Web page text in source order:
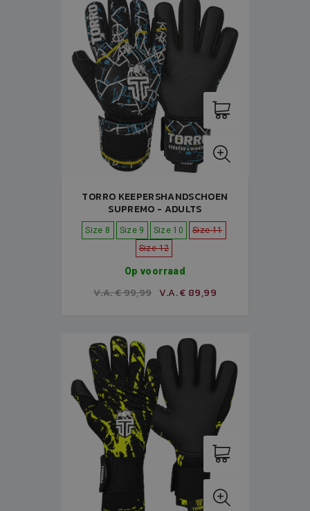
TORRO KEEPERSHANDSCHOEN
SUPREMO - ADULTS
Size 8 Size 9 Size 10
Size 11
Size 12
Op voorraad
V.A. € 99,99 V.A. € 89,99